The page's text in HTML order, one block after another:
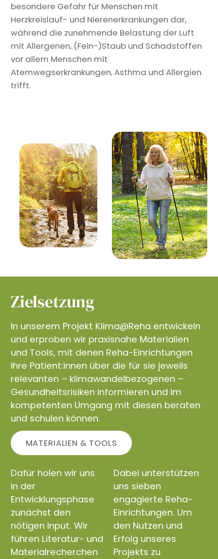
besondere Gefahr für Menschen mit
Herzkreislauf- und Nierenerkrankungen dar,
während die zunehmende Belastung der Luft
mit Allergenen, (Fein-)Staub und Schadstoffen
vor allem Menschen mit
Atemwegserkrankungen, Asthma und Allergien
trifft.
Zielsetzung
In unserem Projekt Klima@Reha entwickeln
und erproben wir praxisnahe Materialien
und Tools, mit denen Reha-Einrichtungen
ihre Patient:innen über die für sie jeweils
relevanten – klimawandelbezogenen –
Gesundheitsrisiken informieren und im
kompetenten Umgang mit diesen beraten
und schulen können.
MATERIALIEN & TOOLS
Dafür holen wir uns
in der
Entwicklungsphase
zunächst den
nötigen Input. Wir
führen Literatur- und
Materialrecherchen
Dabei unterstützen
uns sieben
engagierte Reha-
Einrichtungen. Um
den Nutzen und
Erfolg unseres
Projekts zu